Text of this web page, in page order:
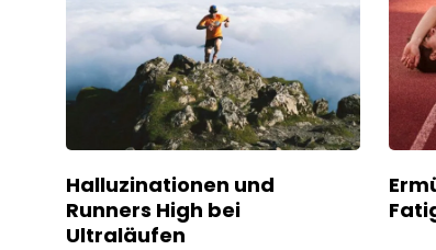
Halluzinationen und
Runners High bei
Ultraläufen